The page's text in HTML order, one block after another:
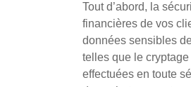
Tout d’abord, la
financières de vos
données sensibles
telles que le
effectuées en toute